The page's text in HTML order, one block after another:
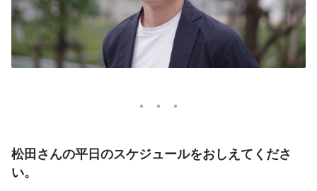
松田さんの平日のスケジュールをおしえてくださ
い。